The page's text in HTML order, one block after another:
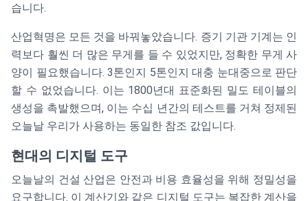
습니다.
산업혁명은 모든 것을 바꿔놓았습니다. 증기 기관 기계는 인
력보다 훨씬 더 많은 무게를 들 수 있었지만, 정확한 무게 사
양이 필요했습니다. 3톤인지 5톤인지 대충 눈대중으로 판단
할 수 없었습니다. 이는 1800년대 표준화된 밀도 테이블의
생성을 촉발했으며, 이는 수십 년간의 테스트를 거쳐 정제된
오늘날 우리가 사용하는 동일한 참조 값입니다.
현대의 디지털 도구
오늘날의 건설 산업은 안전과 비용 효율성을 위해 정밀성을
요구합니다. 이 계산기와 같은 디지털 도구는 복잡한 계산을